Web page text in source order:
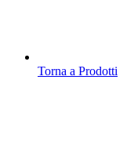
Torna a Prodotti